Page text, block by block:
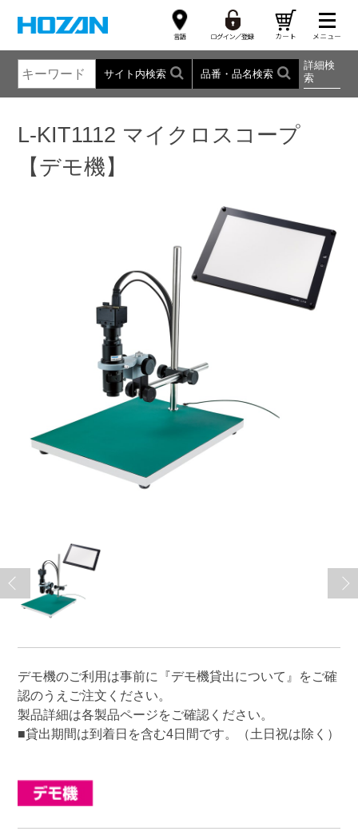
サイト内検索 品番・品名検索
詳細検
索
L-KIT1112 マイクロスコープ
【デモ機】
デモ機のご利用は事前に 『デモ機貸出について』
をご確
認のうえご注文ください。
製品詳細は各製品ページをご確認ください。
■貸出期間は到着日を含む4日間です。（土日祝は除く）